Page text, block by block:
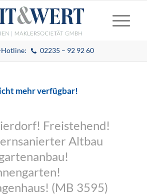
Hotline: 02235 – 92 92 60
mehr verfügbar!
Freistehend!
Altbau
(MB 3595)